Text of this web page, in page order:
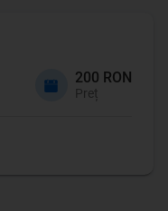
200 RON
Preț